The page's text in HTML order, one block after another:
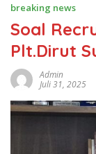
breaking news
Soal
Plt.Dirut
Admin
Juli 31, 2025